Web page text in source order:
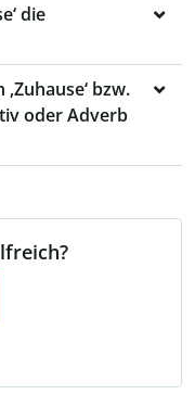
die
bzw.
oder Adverb